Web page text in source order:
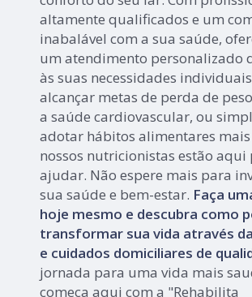
altamente qualificados e um
inabalável com a sua saúde,
um atendimento personalizado
às suas necessidades
alcançar metas de perda de
a saúde cardiovascular, ou
adotar hábitos alimentares mais
nossos nutricionistas estão aqui
ajudar. Não espere mais para
sua saúde e bem-estar. Faça
hoje mesmo e descubra como
transformar sua vida através
e cuidados domiciliares de
jornada para uma vida mais
começa aqui com a "Rehabilita